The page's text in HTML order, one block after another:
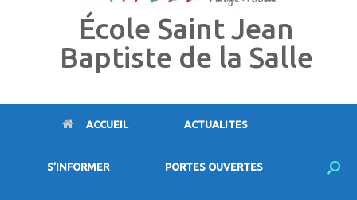
École Saint Jean
Baptiste de la Salle
ACCUEIL ACTUALITES
S’INFORMER PORTES OUVERTES